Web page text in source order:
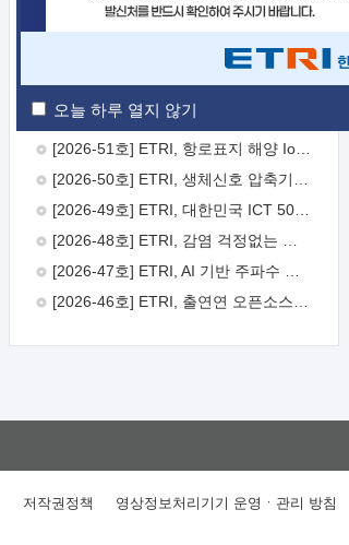
오늘 하루 열지 않기
[2026-52호] ETRI, ITU-T 자율주행차 국제표준화 주도한다
저작권정책 영상정보처리기기 운영ㆍ관리 방침